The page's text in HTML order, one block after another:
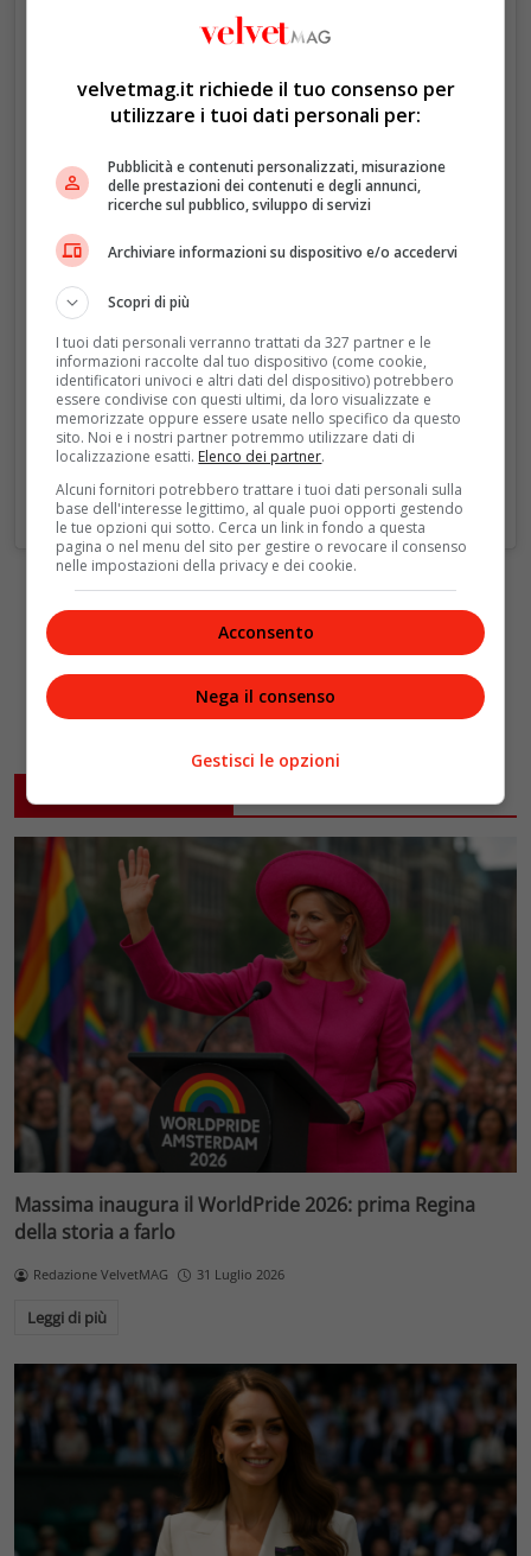
Massima inaugura il WorldPride 2026: prima Regina
della storia a farlo
Redazione VelvetMAG 31 Luglio 2026
Leggi di più
velvetmag.it richiede il tuo consenso per
utilizzare i tuoi dati personali per:
Pubblicità e contenuti personalizzati, misurazione
delle prestazioni dei contenuti e degli annunci,
ricerche sul pubblico, sviluppo di servizi
Archiviare informazioni su dispositivo e/o accedervi
Scopri di più
I tuoi dati personali verranno trattati da 327 partner e le
informazioni raccolte dal tuo dispositivo (come cookie,
identificatori univoci e altri dati del dispositivo) potrebbero
essere condivise con questi ultimi, da loro visualizzate e
memorizzate oppure essere usate nello specifico da questo
sito. Noi e i nostri partner potremmo utilizzare dati di
localizzazione esatti. Elenco dei partner.
Alcuni fornitori potrebbero trattare i tuoi dati personali sulla
base dell'interesse legittimo, al quale puoi opporti gestendo
le tue opzioni qui sotto. Cerca un link in fondo a questa
pagina o nel menu del sito per gestire o revocare il consenso
nelle impostazioni della privacy e dei cookie.
Acconsento
Nega il consenso
Gestisci le opzioni